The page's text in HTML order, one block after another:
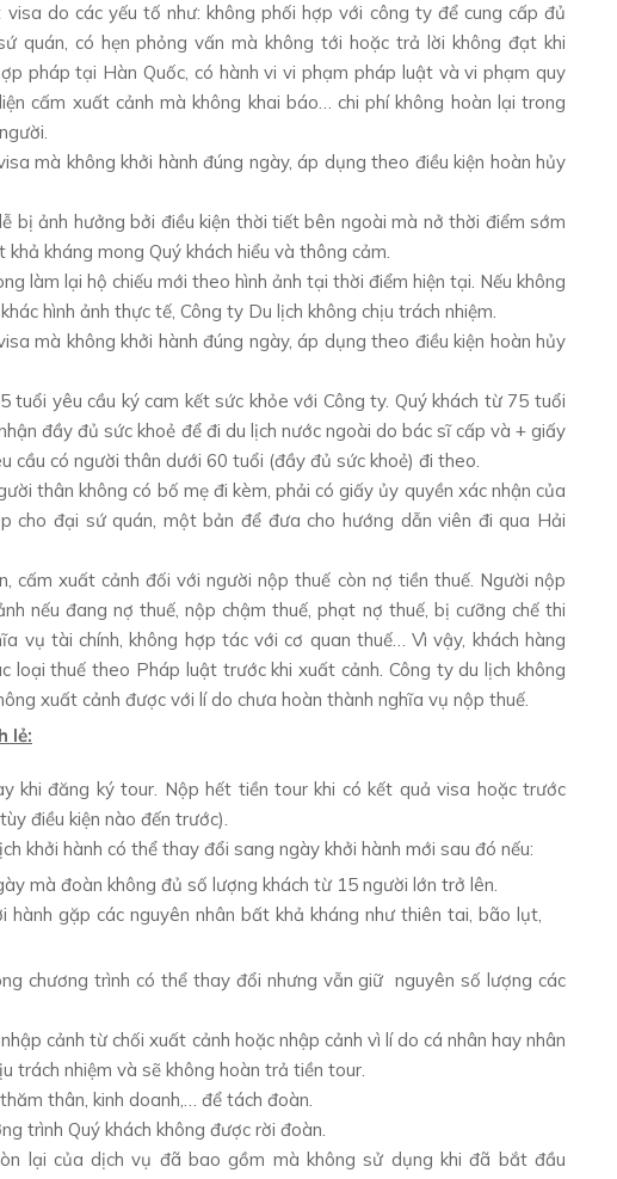
do các yếu tố như: không phối hợp với công ty để cung cấp đủ
quán, có hẹn phỏng vấn mà không tới hoặc trả lời không đạt khi
pháp tại Hàn Quốc, có hành vi vi phạm pháp luật và vi phạm quy
cấm xuất cảnh mà không khai báo… chi phí không hoàn lại trong
mà không khởi hành đúng ngày, áp dụng theo điều kiện hoàn hủy
bị ảnh hưởng bởi điều kiện thời tiết bên ngoài mà nở thời điểm sớm
kháng mong Quý khách hiểu và thông cảm.
làm lại hộ chiếu mới theo hình ảnh tại thời điểm hiện tại. Nếu không
hình ảnh thực tế, Công ty Du lịch không chịu trách nhiệm.
mà không khởi hành đúng ngày, áp dụng theo điều kiện hoàn hủy
tuổi yêu cầu ký cam kết sức khỏe với Công ty. Quý khách từ 75 tuổi
đầy đủ sức khoẻ để đi du lịch nước ngoài do bác sĩ cấp và + giấy
cầu có người thân dưới 60 tuổi (đầy đủ sức khoẻ) đi theo.
thân không có bố mẹ đi kèm, phải có giấy ủy quyền xác nhận của
cho đại sứ quán, một bản để đưa cho hướng dẫn viên đi qua Hải
cấm xuất cảnh đối với người nộp thuế còn nợ tiền thuế. Người nộp
nếu đang nợ thuế, nộp chậm thuế, phạt nợ thuế, bị cưỡng chế thi
vụ tài chính, không hợp tác với cơ quan thuế… Vì vậy, khách hàng
loại thuế theo Pháp luật trước khi xuất cảnh. Công ty du lịch không
xuất cảnh được với lí do chưa hoàn thành nghĩa vụ nộp thuế.
lẻ:
khi đăng ký tour. Nộp hết tiền tour khi có kết quả visa hoặc trước
điều kiện nào đến trước).
khởi hành có thể thay đổi sang ngày khởi hành mới sau đó nếu:
mà đoàn không đủ số lượng khách từ 15 người lớn trở lên.
hành gặp các nguyên nhân bất khả kháng như thiên tai, bão lụt,
chương trình có thể thay đổi nhưng vẫn giữ nguyên số lượng các
cảnh từ chối xuất cảnh hoặc nhập cảnh vì lí do cá nhân hay nhân
trách nhiệm và sẽ không hoàn trả tiền tour.
thân, kinh doanh,… để tách đoàn.
trình Quý khách không được rời đoàn.
lại của dịch vụ đã bao gồm mà không sử dụng khi đã bắt đầu